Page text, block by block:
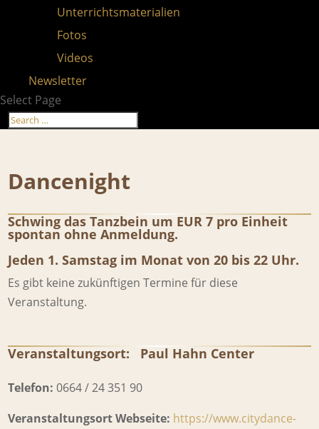
Unterrichtsmaterialien
Fotos
Videos
Newsletter
Select Page
Dancenight
Schwing das Tanzbein um EUR 7 pro Einheit
spontan ohne Anmeldung.
Jeden 1. Samstag im Monat von 20 bis 22 Uhr.
Es gibt keine zukünftigen Termine für diese
Veranstaltung.
Veranstaltungsort: Paul Hahn Center
Telefon: 0664 / 24 351 90
Veranstaltungsort Webseite: https://www.citydance-